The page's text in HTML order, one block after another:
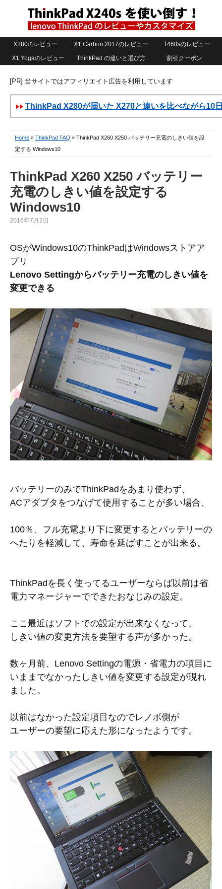
X280のレビュー X1 Carbon 2017のレビュー
T460sのレビュー
X1 Yogaのレビュー
ThinkPad の違いと選び方 割引クーポン
[PR] 当サイトではアフィリエイト広告を利用しています
ThinkPad X280が届いた X270と違いを比べながら10
Home » ThinkPad FAQ » ThinkPad X260 X250 バッテリー充電のしきい値を設
定する Windows10
ThinkPad X260 X250 バッテリー
充電のしきい値を設定する
Windows10
2016年7月2日
OSがWindows10のThinkPadはWindowsストアア
プリ
Lenovo Settingからバッテリー充電のしきい値を
変更できる
バッテリーのみでThinkPadをあまり使わず、
ACアダプタをつなげて使用することが多い場合、
100％、フル充電より下に変更するとバッテリーの
へたりを軽減して、寿命を延ばすことが出来る。
ThinkPadを長く使ってるユーザーならば以前は省
電力マネージャーでできたおなじみの設定。
ここ最近はソフトでの設定が出来なくなって、
しきい値の変更方法を要望する声が多かった。
数ヶ月前、Lenovo Settingの電源・省電力の項目に
いままでなかったしきい値を変更する設定が現れ
ました。
以前はなかった設定項目なのでレノボ側が
ユーザーの要望に応えた形になったようです。